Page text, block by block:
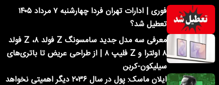
فوری | ادارات تهران فردا چهارشنبه ۷ مرداد ۱۴۰۵
تعطیل شد؟
معرفی سه مدل جدید سامسونگ Z فولد ۸، Z فولد
۸ اولترا و Z فلیپ ۸ | از طراحی عریض تا باتری‌های
سیلیکون-کربن
ایلان ماسک: پول در سال ۲۰۳۶ دیگر اهمیتی نخواهد